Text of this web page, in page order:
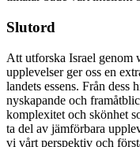
Slutord
Att utforska Israel genom
upplevelser ger oss en
landets essens. Från dess
nyskapande och
komplexitet och skönhet
ta del av jämförbara
vi vårt perspektiv och